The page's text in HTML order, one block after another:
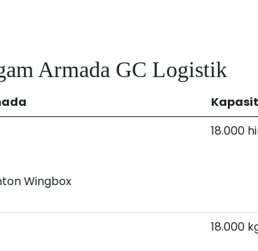
Armada GC Logistik
Wingbox
18.000
18.000